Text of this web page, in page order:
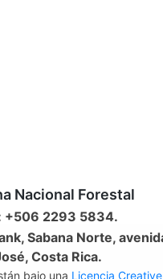
Nacional Forestal
+506 2293 5834.
Sabana Norte,
Costa Rica.
bajo una Licencia